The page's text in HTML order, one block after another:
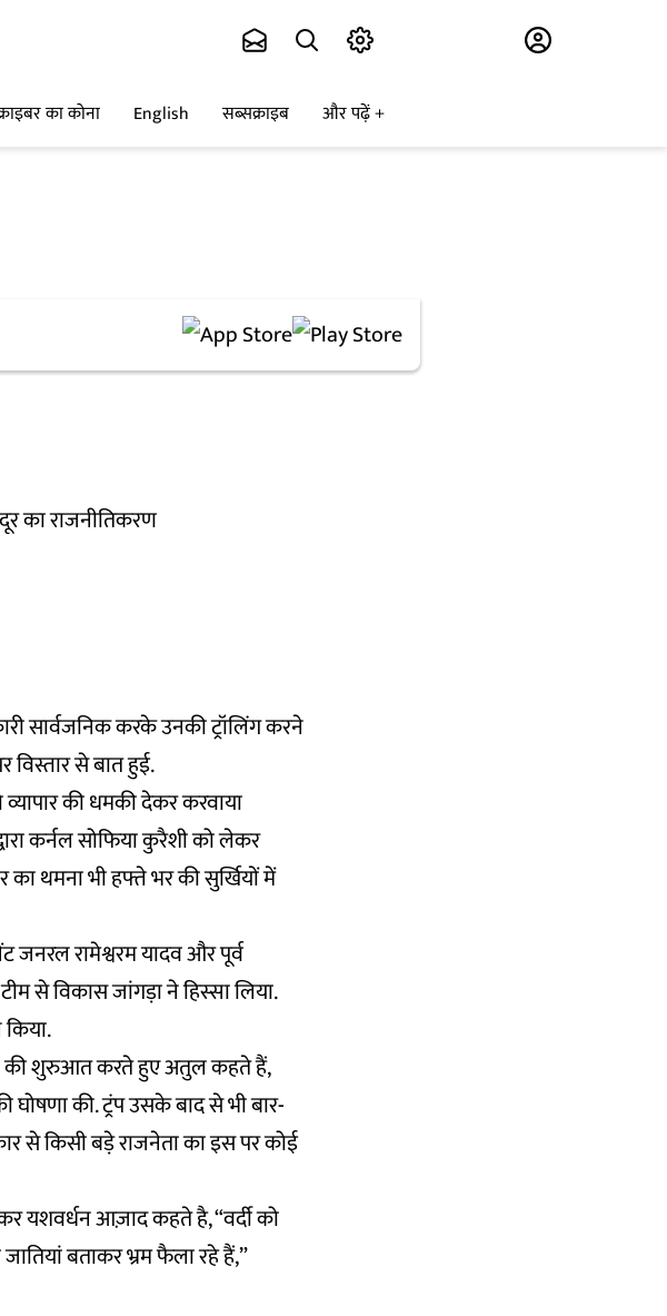
का कोना English सब्सक्राइब और पढ़ें
का राजनीतिकरण
सार्वजनिक करके उनकी ट्रॉलिंग करने
से बात हुई.
व्यापार की धमकी देकर करवाया
कर्नल सोफिया कुरैशी को लेकर
का थमना भी हफ्ते भर की सुर्खियों में
जनरल रामेश्वरम यादव और पूर्व
से विकास जांगड़ा ने हिस्सा लिया.
की शुरुआत करते हुए अतुल कहते हैं,
घोषणा की. ट्रंप उसके बाद से भी बार-
से किसी बड़े राजनेता का इस पर कोई
यशवर्धन आज़ाद कहते है, “वर्दी को
बताकर भ्रम फैला रहे हैं,”